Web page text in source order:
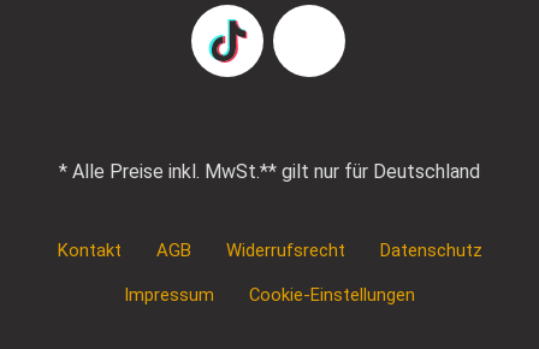
TikTok Pinterest
* Alle Preise inkl. MwSt.** gilt nur für Deutschland
Kontakt AGB Widerrufsrecht Datenschutz
Impressum Cookie-Einstellungen